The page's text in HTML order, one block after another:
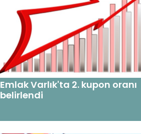
Emlak Varlık'ta 2. kupon oranı
belirlendi